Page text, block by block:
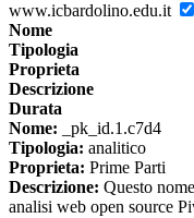
www.icbardolino.edu.it
Nome
Tipologia
Proprieta
Descrizione
Durata
Nome: _pk_id.1.c7d4
Tipologia: analitico
Proprieta: Prime Parti
Descrizione: Questo
analisi web open source